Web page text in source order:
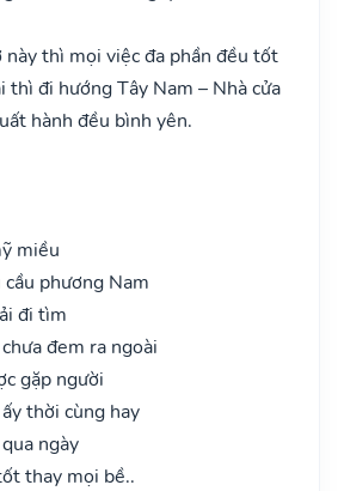
này thì mọi việc đa phần đều tốt
thì đi hướng Tây Nam – Nhà cửa
hành đều bình yên.
miều
phương Nam
đi tìm
đem ra ngoài
gặp người
thời cùng hay
ngày
thay mọi bề..